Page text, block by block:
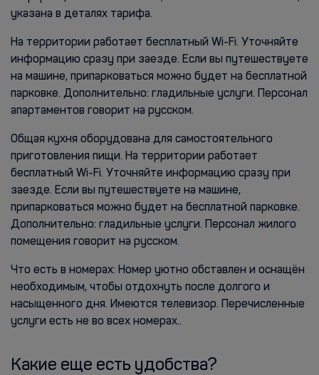
указана в деталях тарифа.
На территории работает бесплатный Wi-Fi. Уточняйте
информацию сразу при заезде. Если вы путешествуете
на машине, припарковаться можно будет на бесплатной
парковке. Дополнительно: гладильные услуги. Персонал
апартаментов говорит на русском.
Общая кухня оборудована для самостоятельного
приготовления пищи. На территории работает
бесплатный Wi-Fi. Уточняйте информацию сразу при
заезде. Если вы путешествуете на машине,
припарковаться можно будет на бесплатной парковке.
Дополнительно: гладильные услуги. Персонал жилого
помещения говорит на русском.
Что есть в номерах: Номер уютно обставлен и оснащён
необходимым, чтобы отдохнуть после долгого и
насыщенного дня. Имеются телевизор. Перечисленные
услуги есть не во всех номерах..
Какие еще есть удобства?